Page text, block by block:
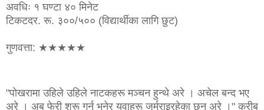
अवधिः १ घण्टा ४० मिनेट
टिकटदर. रू. ३००/५०० (विद्यार्थीका लागि छुट)
गुणवत्ता: ★★★★★
"पाेखरामा उहिले उहिले नाटकहरू मञ्चन हुन्थे अरे । अचेल बन्द भए
अरे । अब फेरी शुरू गर्न भनेर युवाहरू जुर्मुराइरहेका छन् अरे ।" करीब